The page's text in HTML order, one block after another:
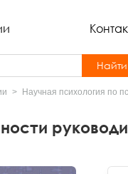
Найти
Научная психология по